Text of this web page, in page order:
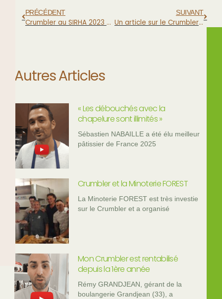
PRÉCÉDENT
Crumbler au SIRHA 2023 – stand 4C97
SUIVANT
Un article sur le Crumbler dans Process Alimentaire
Autres Articles
« Les débouchés avec la
chapelure sont illimités »
Sébastien NABAILLE a été élu meilleur
pâtissier de France 2025
Crumbler et la Minoterie FOREST
La Minoterie FOREST est très investie
sur le Crumbler et a organisé
Mon Crumbler est rentabilisé
depuis la 1ère année
Rémy GRANDJEAN, gérant de la
boulangerie Grandjean (33), a